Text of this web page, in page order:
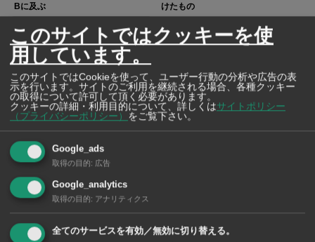
Bに及ぶ
けたもの
高齢女性を襲ったひったくり犯に
猛反撃 素手で立ち向かった「三
女傑」の勇姿が話題に
SNSで毎日ニュースを配信中！
このサイトではクッキーを使
用しています。
このサイトではCookieを使って、ユーザー行動の分析や広告の表
示を行います。サイトのご利用を継続される場合、各種クッキー
の取得について許可して頂く必要があります。
クッキーの詳細・利用目的について、詳しくはサイトポリシー
（プライバシーポリシー）
をご覧下さい。
Google_ads
取得の目的: 広告
Google_analytics
取得の目的: アナリティクス
全てのサービスを有効／無効に切り替える。